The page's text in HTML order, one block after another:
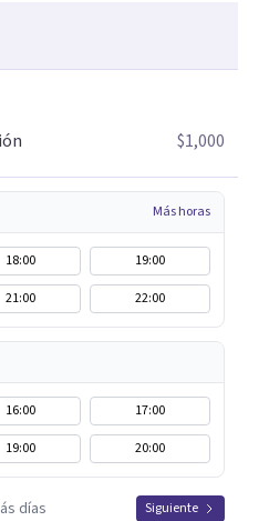
$1,000
Más horas
18:00
19:00
21:00 22:00
16:00
17:00
19:00 20:00
días Siguiente